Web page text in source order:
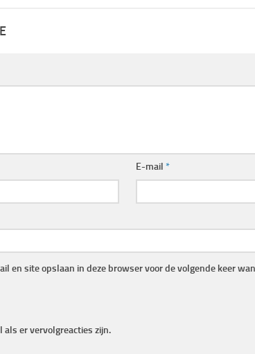
E-mail*
en site opslaan in deze browser voor de volgende keer
er vervolgreacties zijn.